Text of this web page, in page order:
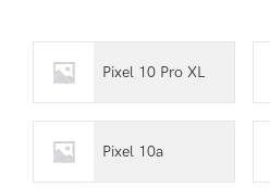
Pixel 10 Pro XL
Pixel 10a